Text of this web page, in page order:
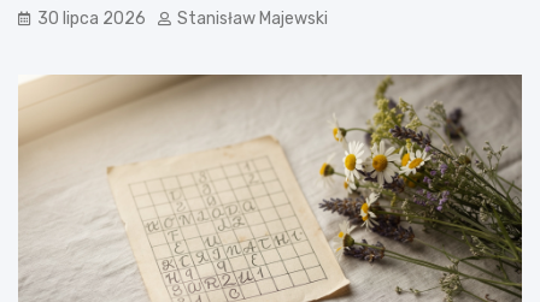
30 lipca 2026 Stanisław Majewski